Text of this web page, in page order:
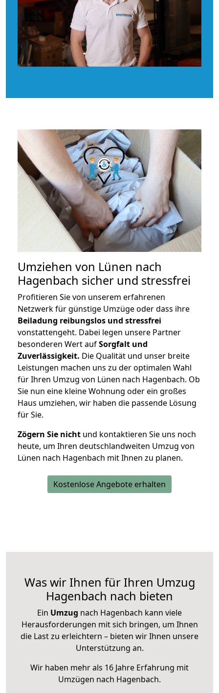
Umziehen von Lünen nach
Hagenbach sicher und stressfrei
Profitieren Sie von unserem erfahrenen
Netzwerk für günstige Umzüge oder dass ihre
Beiladung reibungslos und stressfrei
vonstattengeht. Dabei legen unsere Partner
besonderen Wert aufSorgfalt und
Zuverlässigkeit. Die Qualität und unser breite
Leistungen machen uns zu der optimalen Wahl
für Ihren Umzug von Lünen nach Hagenbach. Ob
Sie nun eine kleine Wohnung oder ein großes
Haus umziehen, wir haben die passende Lösung
für Sie.
Zögern Sie nicht und kontaktieren Sie uns noch
heute, um Ihren deutschlandweiten Umzug von
Lünen nach Hagenbach mit Ihnen zu planen.
Kostenlose Angebote erhalten
Was wir Ihnen für Ihren Umzug
Hagenbach nach bieten
Ein Umzug nach Hagenbach kann viele
Herausforderungen mit sich bringen, um Ihnen
die Last zu erleichtern – bieten wir Ihnen unsere
Unterstützung an.
Wir haben mehr als 16 Jahre Erfahrung mit
Umzügen nach Hagenbach.